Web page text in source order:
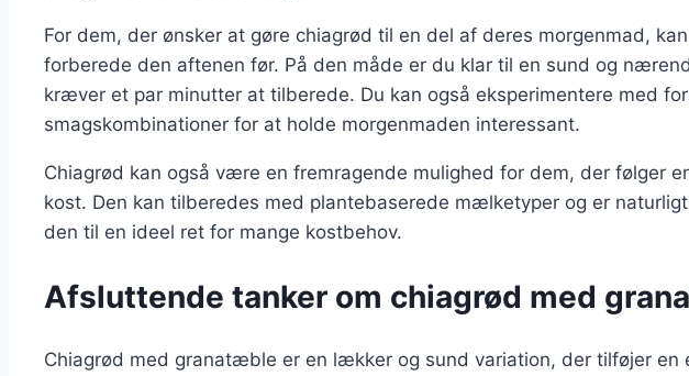
For dem, der ønsker at gøre chiagrød til en del af deres morgenmad,
forberede den aftenen før. På den måde er du klar til en sund og
kræver et par minutter at tilberede. Du kan også eksperimentere med
smagskombinationer for at holde morgenmaden interessant.
Chiagrød kan også være en fremragende mulighed for dem, der følger
kost. Den kan tilberedes med plantebaserede mælketyper og er
den til en ideel ret for mange kostbehov.
Afsluttende tanker om chiagrød med
Chiagrød med granatæble er en lækker og sund variation, der tilføjer en